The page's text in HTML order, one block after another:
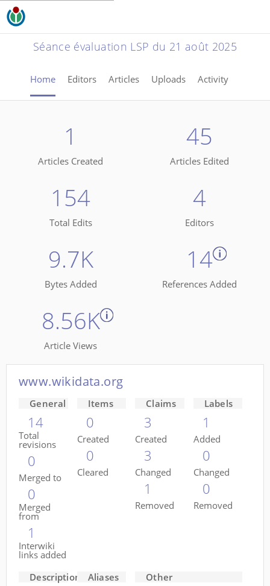
Séance évaluation LSP du 21 août 2025
Home Editors Articles Uploads Activity
1
Articles Created
45
Articles Edited
154
Total Edits
4
Editors
9.7K
Bytes Added
14
References Added
8.56K
Article Views
www.wikidata.org
General
14
Total
revisions
0
Merged to
0
Merged
from
1
Interwiki
links added
Items
0
Created
0
Cleared
Claims
3
Created
3
Changed
1
Removed
Labels
1
Added
0
Changed
0
Removed
Descriptions Aliases Other